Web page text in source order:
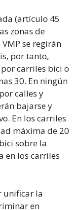
(artículo 45
zonas de
se regirán
por tanto,
carriles bici o
30. En ningún
calles y
bajarse y
En los carriles
máxima de 20
sobre la
en los carriles
unificar la
en